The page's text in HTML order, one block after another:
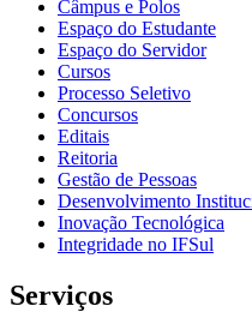
Câmpus e Polos
Espaço do Estudante
Espaço do Servidor
Cursos
Processo Seletivo
Concursos
Editais
Reitoria
Gestão de Pessoas
Desenvolvimento
Inovação Tecnológica
Integridade no IFSul
Serviços